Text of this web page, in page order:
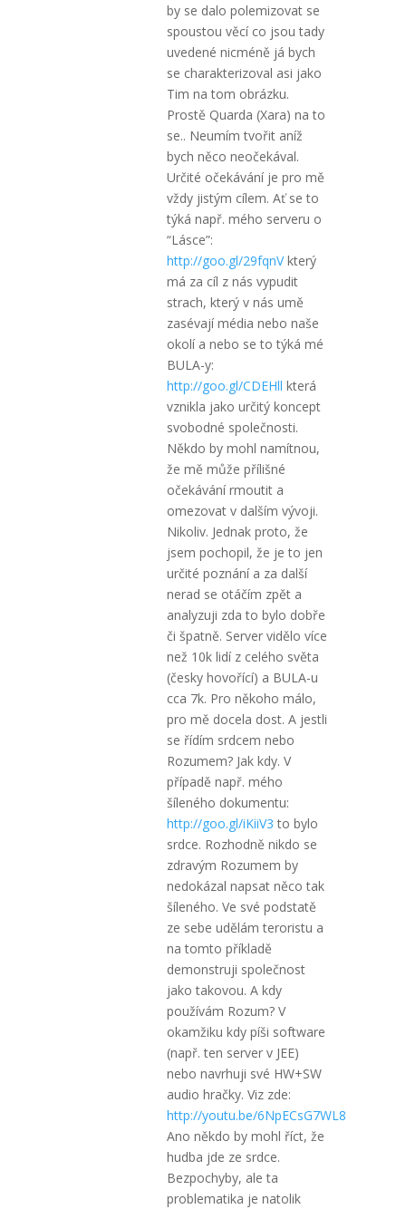
by se dalo polemizovat se
spoustou věcí co jsou tady
uvedené nicméně já bych
se charakterizoval asi jako
Tim na tom obrázku.
Prostě Quarda (Xara) na to
se.. Neumím tvořit aníž
bych něco neočekával.
Určité očekávání je pro mě
vždy jistým cílem. Ať se to
týká např. mého serveru o
“Lásce”:
http://goo.gl/29fqnVkterý
má za cíl z nás vypudit
strach, který v nás umě
zasévají média nebo naše
okolí a nebo se to týká mé
BULA-y:
http://goo.gl/CDEHll která
vznikla jako určitý koncept
svobodné společnosti.
Někdo by mohl namítnou,
že mě může přílišné
očekávání rmoutit a
omezovat v dalším vývoji.
Nikoliv. Jednak proto, že
jsem pochopil, že je to jen
určité poznání a za další
nerad se otáčím zpět a
analyzuji zda to bylo dobře
či špatně. Server vidělo více
než 10k lidí z celého světa
(česky hovořící) a BULA-u
cca 7k. Pro někoho málo,
pro mě docela dost. A jestli
se řídím srdcem nebo
Rozumem? Jak kdy. V
případě např. mého
šíleného dokumentu:
http://goo.gl/iKiiV3 to bylo
srdce. Rozhodně nikdo se
zdravým Rozumem by
nedokázal napsat něco tak
šíleného. Ve své podstatě
ze sebe udělám teroristu a
na tomto příkladě
demonstruji společnost
jako takovou. A kdy
používám Rozum? V
okamžiku kdy píši software
(např. ten server v JEE)
nebo navrhuji své HW+SW
audio hračky. Viz zde:
http://youtu.be/6NpECsG7WL8
Ano někdo by mohl říct, že
hudba jde ze srdce.
Bezpochyby, ale ta
problematika je natolik